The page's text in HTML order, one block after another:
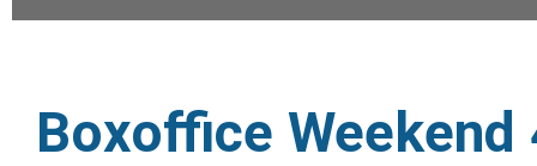
Boxoffice Weekend